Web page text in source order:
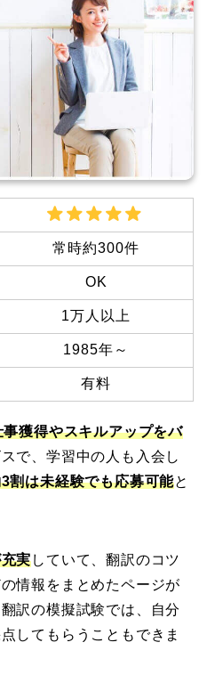
常時約300件
OK
1万人以上
1985年～
有料
事獲得やスキルアップをバ
で、学習中の人も入会し
割は未経験でも応募可能と
実していて、翻訳のコツ
情報をまとめたページが
訳の模擬試験では、自分
してもらうこともできま